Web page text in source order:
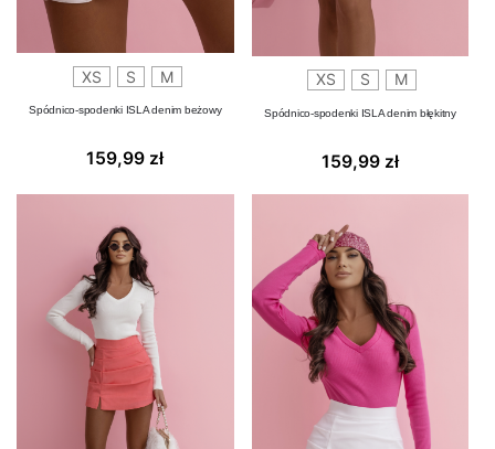
XS S M
Spódnico-spodenki ISLA denim beżowy
159,99 zł
XS S M
Spódnico-spodenki ISLA denim błękitny
159,99 zł